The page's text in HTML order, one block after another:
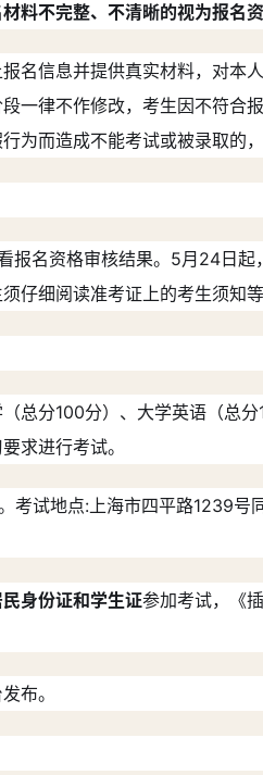
料不完整、不清晰的视为报名
名信息并提供真实材料，对本
一律不作修改，考生因不符合
为而造成不能考试或被录取的
报名资格审核结果。5月24日
仔细阅读准考证上的考生须知等
总分100分）、大学英语（总分
求进行考试。
考试地点:上海市四平路1239号
身份证和学生证参加考试，《
布。